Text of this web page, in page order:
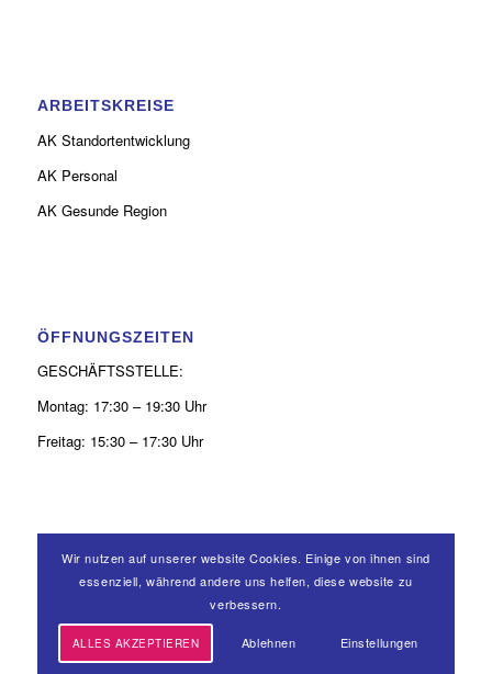
ARBEITSKREISE
AK Standortentwicklung
AK Personal
AK Gesunde Region
ÖFFNUNGSZEITEN
GESCHÄFTSSTELLE:
Montag: 17:30 – 19:30 Uhr
Freitag: 15:30 – 17:30 Uhr
Wir nutzen auf unserer website Cookies. Einige von ihnen sind
essenziell, während andere uns helfen, diese website zu
verbessern.
ALLES AKZEPTIEREN Ablehnen Einstellungen